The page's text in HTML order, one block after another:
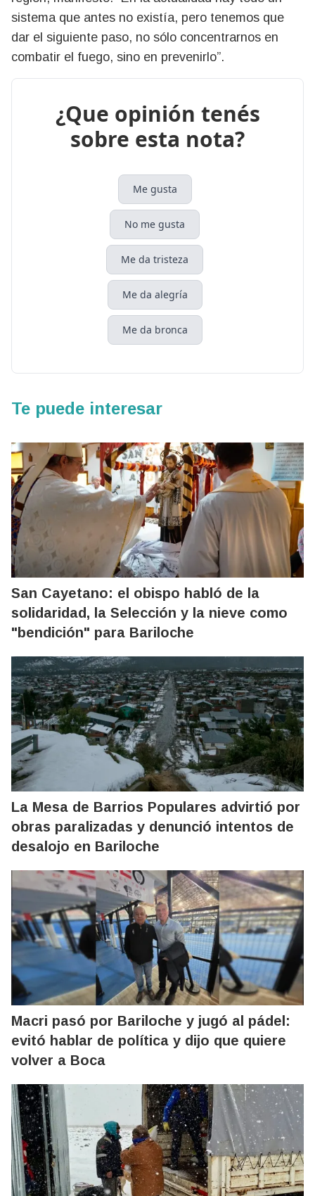
sistema que antes no existía, pero tenemos que
dar el siguiente paso, no sólo concentrarnos en
combatir el fuego, sino en prevenirlo”.
¿Que opinión tenés
sobre esta nota?
Me gusta
No me gusta
Me da tristeza
Me da alegría
Me da bronca
Te puede interesar
San Cayetano: el obispo habló de la
solidaridad, la Selección y la nieve como
"bendición" para Bariloche
La Mesa de Barrios Populares advirtió por
obras paralizadas y denunció intentos de
desalojo en Bariloche
Macri pasó por Bariloche y jugó al pádel:
evitó hablar de política y dijo que quiere
volver a Boca